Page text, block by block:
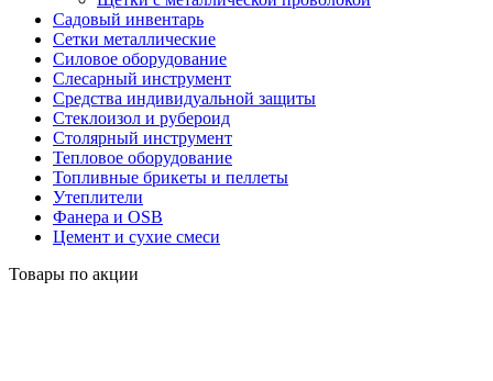
Садовый инвентарь
Сетки металлические
Силовое оборудование
Слесарный инструмент
Средства индивидуальной защиты
Стеклоизол и рубероид
Столярный инструмент
Тепловое оборудование
Топливные брикеты и пеллеты
Утеплители
Фанера и OSB
Цемент и сухие смеси
Товары по акции